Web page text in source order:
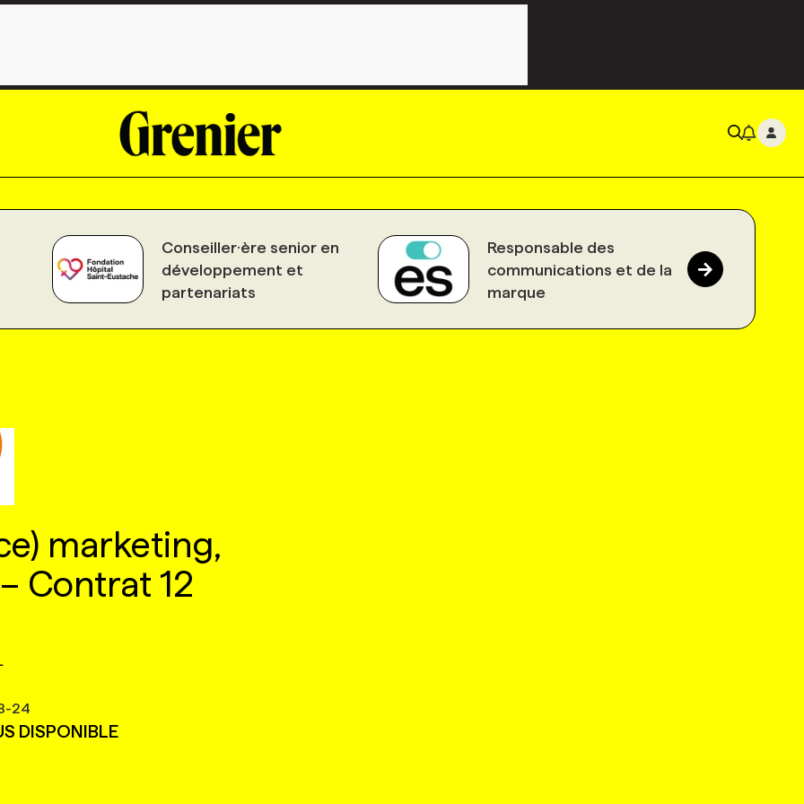
Conseiller·ère senior en
développement et
partenariats
Responsable des
communications et de la
marque
marketing,
Contrat 12
24
DISPONIBLE